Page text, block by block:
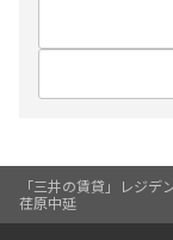
「三井の賃貸」レジデ
荏原中延